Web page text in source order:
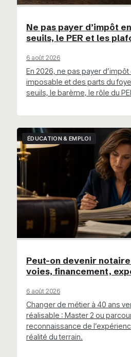
Ne pas payer d’impôt
seuils, le PER et les
6 août 2026
En 2026, ne pas payer
imposable et des parts du
seuils, le barème, le rôle du
ÉDUCATION & EMPLOI
Peut-on devenir notaire
voies, financement,
6 août 2026
Changer de métier à 40 ans
réalisable : Master 2 ou
reconnaissance de
réalité du terrain.